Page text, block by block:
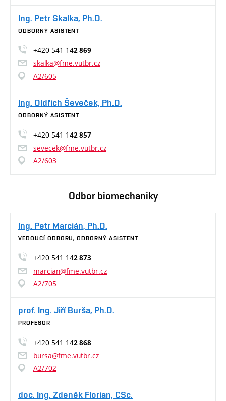
Ing. Petr Skalka, Ph.D.
ODBORNÝ ASISTENT
+420 541 142 869
skalka@fme.vutbr.cz
A2/605
Ing. Oldřich Ševeček, Ph.D.
ODBORNÝ ASISTENT
+420 541 142 857
sevecek@fme.vutbr.cz
A2/603
Odbor biomechaniky
Ing. Petr Marcián, Ph.D.
VEDOUCÍ ODBORU, ODBORNÝ ASISTENT
+420 541 142 873
marcian@fme.vutbr.cz
A2/705
prof. Ing. Jiří Burša, Ph.D.
PROFESOR
+420 541 142 868
bursa@fme.vutbr.cz
A2/702
doc. Ing. Zdeněk Florian, CSc.